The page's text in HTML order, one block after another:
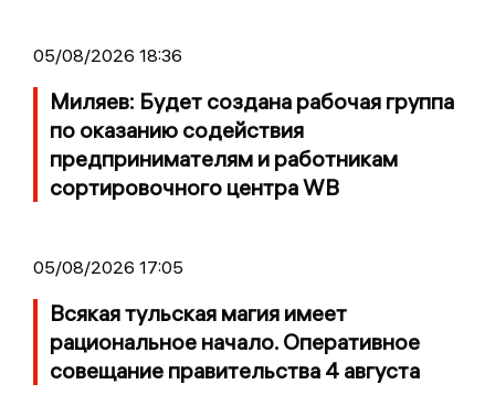
05/08/2026 18:36
Миляев: Будет создана рабочая группа
по оказанию содействия
предпринимателям и работникам
сортировочного центра WB
05/08/2026 17:05
Всякая тульская магия имеет
рациональное начало. Оперативное
совещание правительства 4 августа